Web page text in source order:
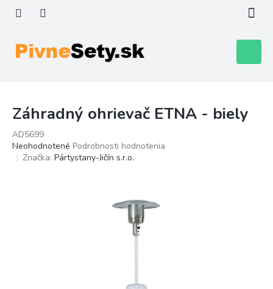
obsah
košík
Záhradný ohrievač ETNA - biely
AD5699
Priemerné
hodnotenie
Neohodnotené Podrobnosti hodnotenia
Značka: Pártystany-Jičín s.r.o.